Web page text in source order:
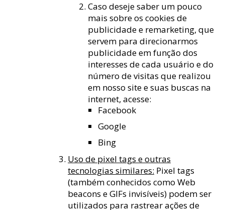
Caso deseje saber um pouco
mais sobre os cookies de
publicidade e remarketing, que
servem para direcionarmos
publicidade em função dos
interesses de cada usuário e do
número de visitas que realizou
em nosso site e suas buscas na
internet, acesse:
Facebook
Google
Bing
Uso de pixel tags e outras
tecnologias similares: Pixel tags
(também conhecidos como Web
beacons e GIFs invisíveis) podem ser
utilizados para rastrear ações de